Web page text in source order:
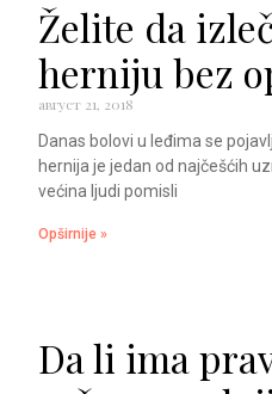
Želite da
herniju bez
август 21, 2018
Danas bolovi u leđima se
hernija je jedan od najčešćih
većina ljudi pomisli
Opširnije »
Da li ima